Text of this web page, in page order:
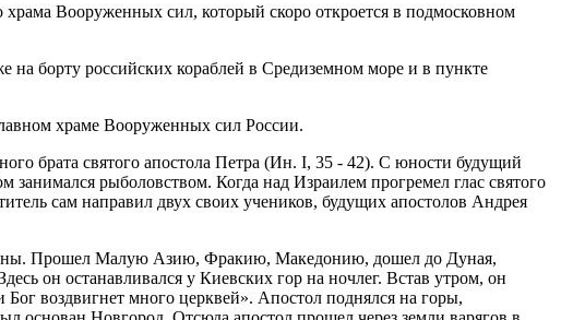
Вооруженных сил, который скоро откроется в подмосковном
на борту российских кораблей в Средиземном море и в пункте
храме Вооруженных сил России.
брата святого апостола Петра (Ин. I, 35 - 42). С юности будущий
рыболовством. Когда над Израилем прогремел глас святого
сам направил двух своих учеников, будущих апостолов Андрея
Прошел Малую Азию, Фракию, Македонию, дошел до Дуная,
он останавливался у Киевских гор на ночлег. Встав утром, он
воздвигнет много церквей». Апостол поднялся на горы,